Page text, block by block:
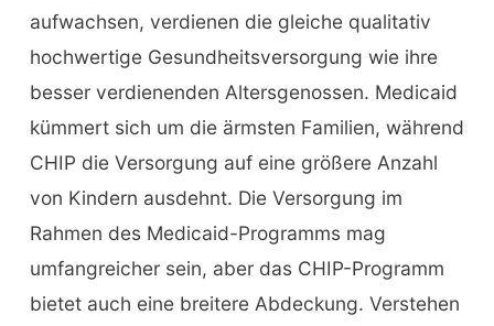
aufwachsen, verdienen die gleiche qualitativ
hochwertige Gesundheitsversorgung wie ihre
besser verdienenden Altersgenossen. Medicaid
kümmert sich um die ärmsten Familien, während
CHIP die Versorgung auf eine größere Anzahl
von Kindern ausdehnt. Die Versorgung im
Rahmen des Medicaid-Programms mag
umfangreicher sein, aber das CHIP-Programm
bietet auch eine breitere Abdeckung. Verstehen